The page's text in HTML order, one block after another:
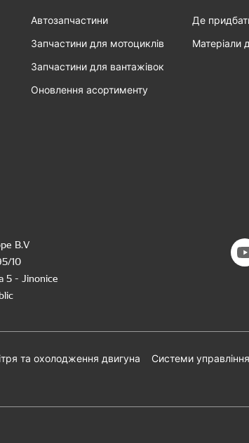
Автозапчастини
Запчастини для мотоциклів
Запчастини для вантажівок
Оновлення асортименту
Де
Матеріали
B.V
10
5 - Jinonice
та охолодження двигуна Системи